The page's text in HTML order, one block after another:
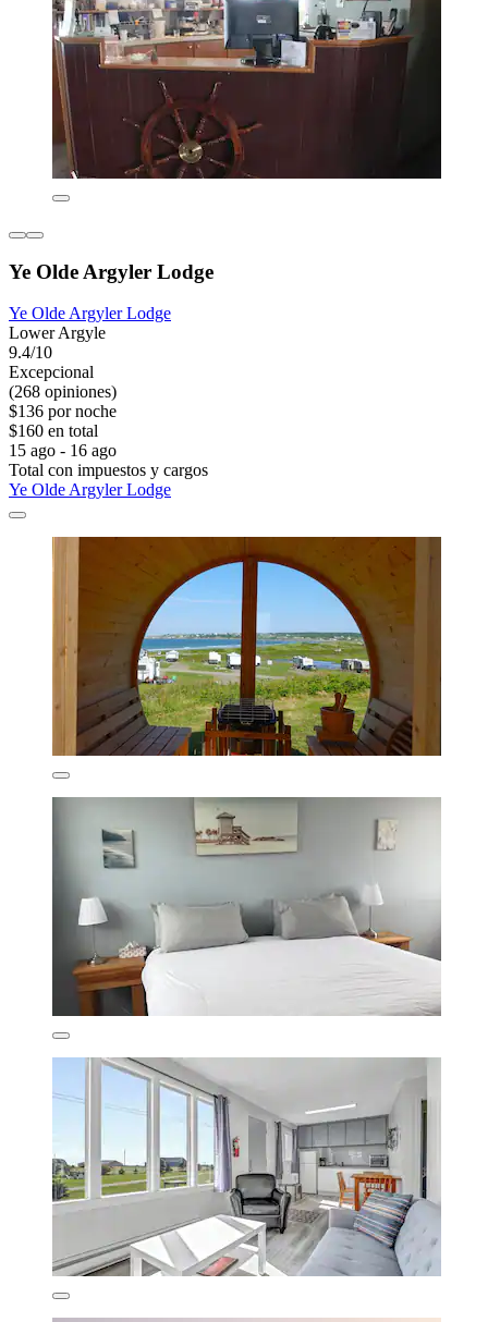
Ye Olde Argyler Lodge
Ye Olde Argyler Lodge
Lower Argyle
9.4/10
Excepcional
(268 opiniones)
$136 por noche
$160 en total
15 ago - 16 ago
Total con impuestos y cargos
Ye Olde Argyler Lodge